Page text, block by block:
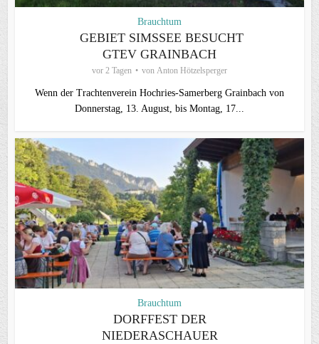
Brauchtum
GEBIET SIMSSEE BESUCHT
GTEV GRAINBACH
vor 2 Tagen von Anton Hötzelsperger
Wenn der Trachtenverein Hochries-Samerberg Grainbach von
Donnerstag, 13. August, bis Montag, 17...
Brauchtum
DORFFEST DER
NIEDERASCHAUER